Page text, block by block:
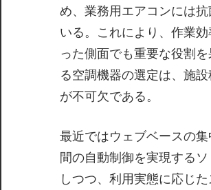
め、業務用エアコンには
いる。これにより、作業
った側面でも重要な役割
る空調機器の選定は、施
が不可欠である。
最近ではウェブベースの
間の自動制御を実現する
しつつ、利用実態に応じ